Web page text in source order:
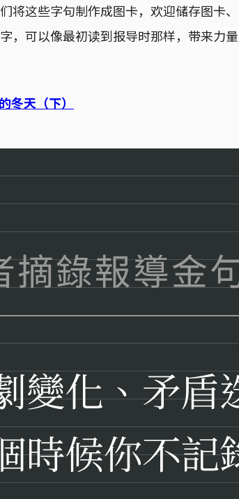
这些字句制作成图卡，欢迎储存图卡、
，可以像最初读到报导时那样，带来力量
冬天（下）